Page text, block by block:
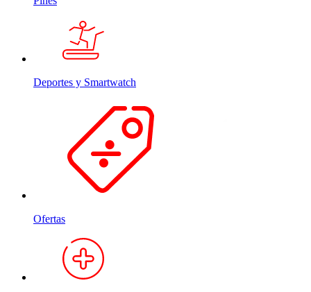
Deportes y Smartwatch
Ofertas